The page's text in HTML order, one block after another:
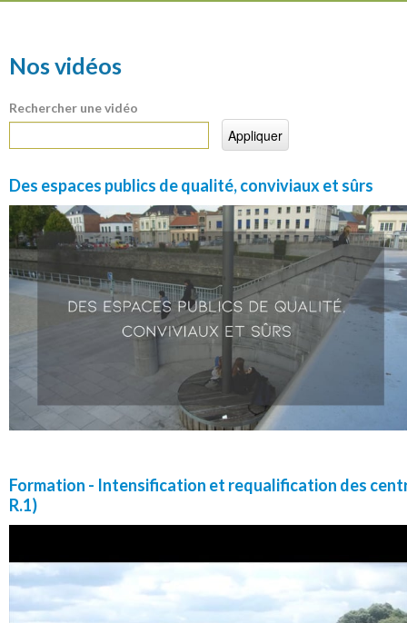
Nos vidéos
Rechercher une vidéo
Des espaces publics de qualité, conviviaux et sûrs
Formation - Intensification et requalification des
R.1)